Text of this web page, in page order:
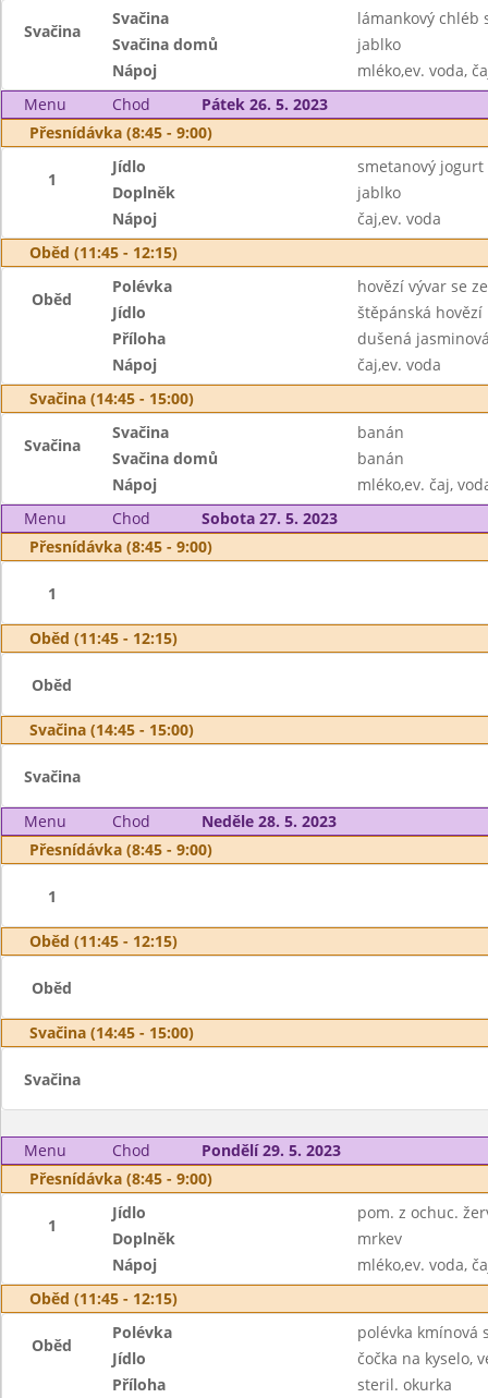
Svačina
Svačina
lámankový chléb
Svačina domů
jablko
Nápoj
mléko,ev. voda,
Menu
Chod
Pátek 26. 5. 2023
Přesnídávka (8:45 - 9:00)
1
Jídlo
smetanový
Doplněk
jablko
Nápoj
čaj,ev. voda
Oběd (11:45 - 12:15)
Oběd
Polévka
hovězí vývar se
Jídlo
štěpánská hovězí
Příloha
dušená
Nápoj
čaj,ev. voda
Svačina (14:45 - 15:00)
Svačina
Svačina
banán
Svačina domů
banán
Nápoj
mléko,ev. čaj,
Menu
Chod
Sobota 27. 5. 2023
Přesnídávka (8:45 - 9:00)
1
Oběd (11:45 - 12:15)
Oběd
Svačina (14:45 - 15:00)
Svačina
Menu Chod
Neděle 28. 5. 2023
Přesnídávka (8:45 - 9:00)
1
Oběd (11:45 - 12:15)
Oběd
Svačina (14:45 - 15:00)
Svačina
Menu Chod
Pondělí 29. 5. 2023
Přesnídávka (8:45 - 9:00)
1
Jídlo
pom. z ochuc.
Doplněk
mrkev
Nápoj
mléko,ev. voda,
Oběd (11:45 - 12:15)
Oběd
Polévka
polévka kmínová
Jídlo
čočka na kyselo,
Příloha
steril. okurka